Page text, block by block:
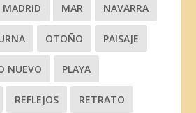
MADRID MAR NAVARRA
OTOÑO PAISAJE
NUEVO PLAYA
REFLEJOS RETRATO